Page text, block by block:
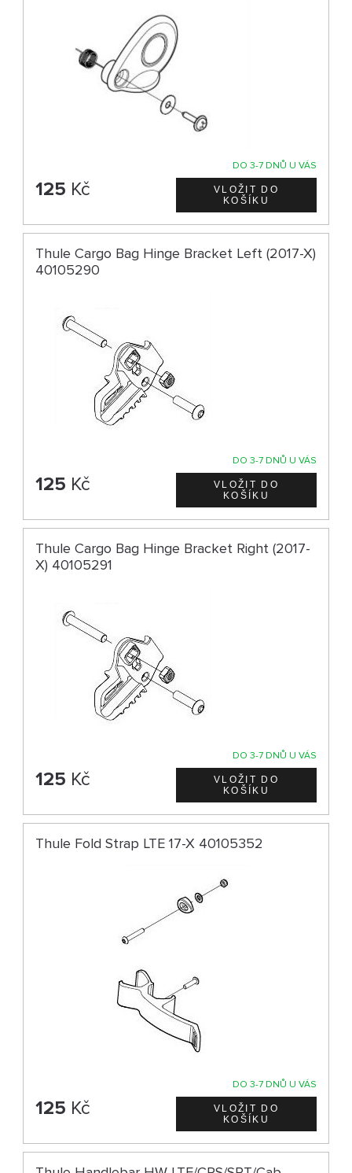
DO 3-7 DNŮ U VÁS
125 Kč
Thule Cargo Bag Hinge Bracket Left (2017-X)
40105290
DO 3-7 DNŮ U VÁS
125 Kč
Thule Cargo Bag Hinge Bracket Right (2017-
X) 40105291
DO 3-7 DNŮ U VÁS
125 Kč
Thule Fold Strap LTE 17-X 40105352
DO 3-7 DNŮ U VÁS
125 Kč